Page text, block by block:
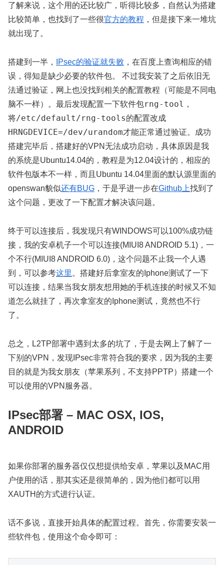
了解来说，这个用的还比较广，听得比较多，自然认为搭建
比较简单，也找到了一些很官方的教程 ，但是接下来一堆坑
就出现了。
搭建到一半， IPsec的验证就失败 ，在百度上查询相应的错
误，得知是缺少必要的软件包。 不过我安装了之后依旧无
法通过验证，网上也没找到相关的配置教程（可能是不同电
脑不一样）。最后发现配置一下软件包rng-tool ，
将/etc/default/rng-tools的配置改成
HRNGDEVICE=/dev/urandom才能正常通过验证。成功
搭建完毕后，搭建好的VPN无法成功启动，具体原因是我
的系统是Ubuntu14.04的，教程是为12.04设计的，相应的
软件包版本不一样，而且Ubuntu 14.04里面的默认源里面的
openswan貌似还有BUG ，于是乎进一步在Github上找到了
这个问题，更改了一下配置才解决该问题。
终于可以连接后，我发现只有WINDOWS可以100%成功链
接，我的安卓机子一个可以连接(MIUI8 ANDROID 5.1)，一
个不行(MIUI8 ANDROID 6.0)，这个问题不止我一个人遇
到，可以参考这里 。搭建好后拿室友的Iphone测试了一下
可以连接，结果当我女朋友想用她的手机连接的时候又不知
道怎么就挂了，再次拿室友的Iphone测试，竟然也不行
了。
总之，L2TP部署中遇到太多的坑了，于是去网上了解了一
下别的VPN，发现IPsec非常符合我的要求，因为我的主要
目的就是为我女朋友（苹果系列，不支持PPTP）搭建一个
可以使用的VPN服务器。
IPsec部署 – MAC OSX, IOS,
ANDROID
如果你部署的服务器仅仅想提供给安卓，苹果以及MAC用
户使用的话，那其实还是很简单的，因为他们都可以用
XAUTH的方式进行认证。
话不多说，直接开始具体的配置过程。首先，你需要安装一
些软件包，使用这个命令即可：